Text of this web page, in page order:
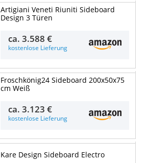
Artigiani Veneti Riuniti Sideboard
Design 3 Türen
ca.3.588 €
kostenlose Lieferung
Froschkönig24 Sideboard 200x50x75
cm Weiß
ca.3.123 €
kostenlose Lieferung
Kare Design Sideboard Electro